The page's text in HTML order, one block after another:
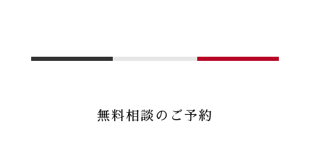
無料相談のご予約